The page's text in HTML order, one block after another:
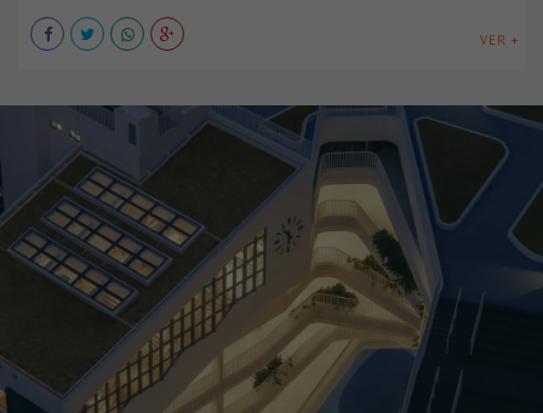
VER +